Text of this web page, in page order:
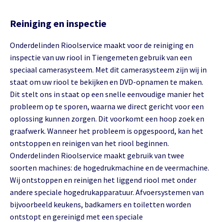
Reiniging en inspectie
Onderdelinden Rioolservice maakt voor de reiniging en
inspectie van uw riool in Tiengemeten gebruik van een
speciaal camerasysteem. Met dit camerasysteem zijn wij in
staat om uw riool te bekijken en DVD-opnamen te maken.
Dit stelt ons in staat op een snelle eenvoudige manier het
probleem op te sporen, waarna we direct gericht voor een
oplossing kunnen zorgen. Dit voorkomt een hoop zoek en
graafwerk. Wanneer het probleem is opgespoord, kan het
ontstoppen en reinigen van het riool beginnen.
Onderdelinden Rioolservice maakt gebruik van twee
soorten machines: de hogedrukmachine en de veermachine.
Wij ontstoppen en reinigen het liggend riool met onder
andere speciale hogedrukapparatuur. Afvoersystemen van
bijvoorbeeld keukens, badkamers en toiletten worden
ontstopt en gereinigd met een speciale